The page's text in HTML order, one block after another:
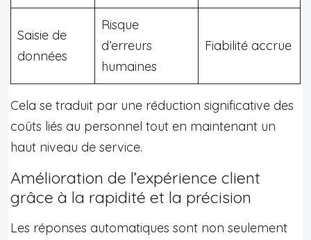
Saisie de
données
Risque
d’erreurs
humaines
Fiabilité accrue
Cela se traduit par une réduction significative des
coûts liés au personnel tout en maintenant un
haut niveau de service.
Amélioration de l’expérience client
grâce à la rapidité et la précision
Les réponses automatiques sont non seulement